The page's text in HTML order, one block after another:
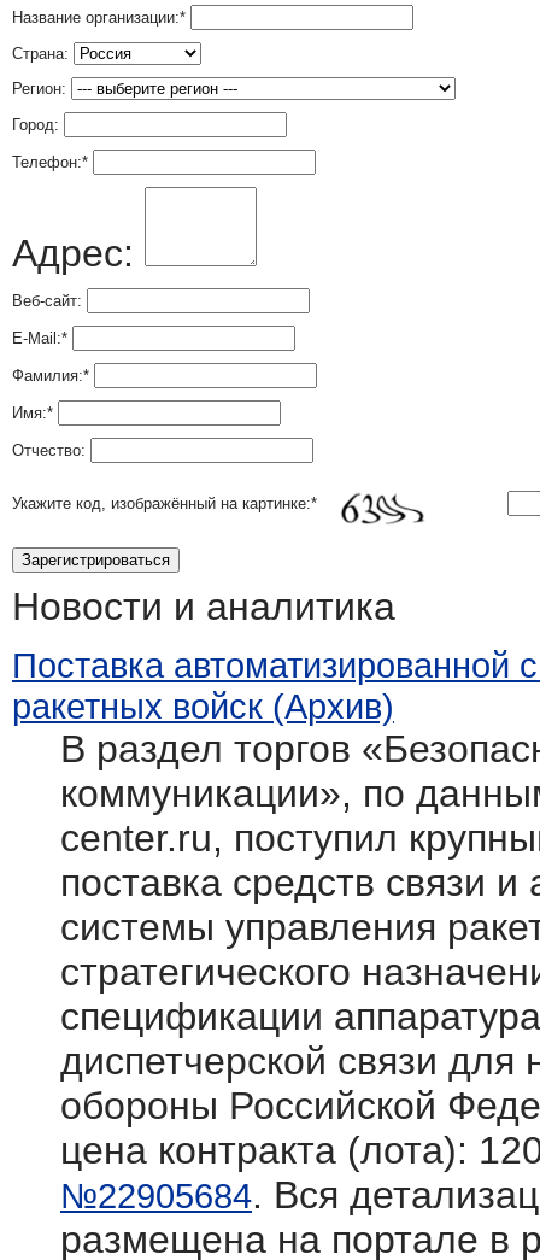
Название организации:*
Страна:
Регион:
Город:
Телефон:*
Адрес:
Веб-сайт:
E-Mail:*
Фамилия:*
Имя:*
Отчество:
Укажите код, изображённый на картинке:*
Новости и аналитика
Поставка автоматизированной
ракетных войск (Архив)
В раздел торгов
коммуникации», по
center.ru, поступил
поставка средств связи
системы управления
стратегического
спецификации
диспетчерской связи
обороны Российской
цена контракта (лота):
№22905684. Вся
размещена на портале в